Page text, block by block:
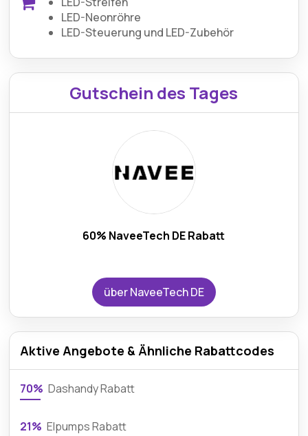
LED-Neonröhre
LED-Steuerung und LED-Zubehör
Gutschein des Tages
60% NaveeTech DE Rabatt
über NaveeTech DE
Aktive Angebote & Ähnliche Rabattcodes
70% Dashandy Rabatt
21% Elpumps Rabatt